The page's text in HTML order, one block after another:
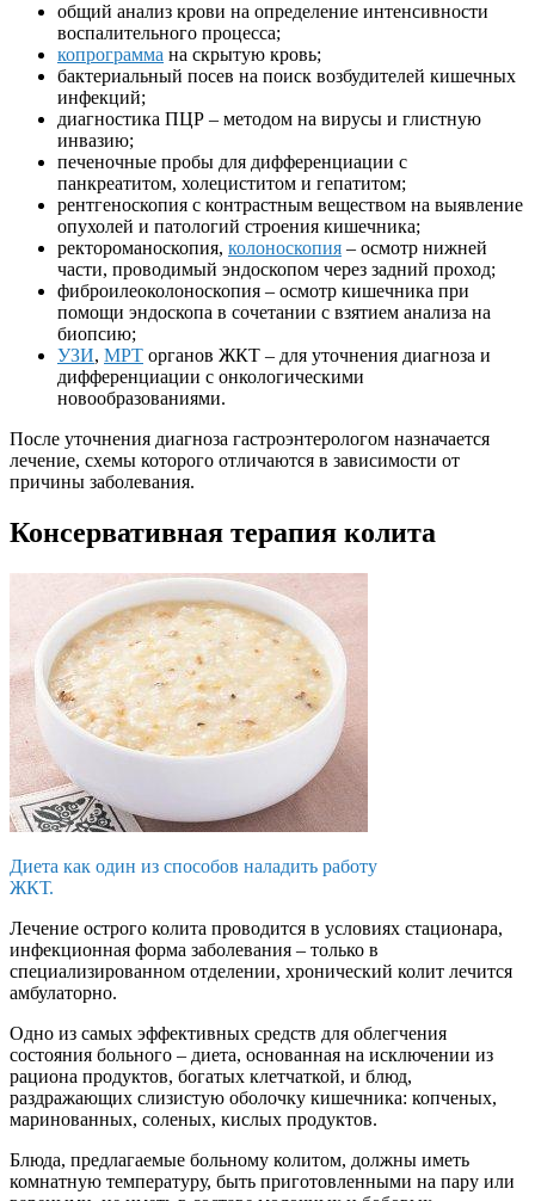
общий анализ крови на определение интенсивности
воспалительного процесса;
копрограмма на скрытую кровь;
бактериальный посев на поиск возбудителей кишечных
инфекций;
диагностика ПЦР – методом на вирусы и глистную
инвазию;
печеночные пробы для дифференциации с
панкреатитом, холециститом и гепатитом;
рентгеноскопия с контрастным веществом на выявление
опухолей и патологий строения кишечника;
ректороманоскопия, колоноскопия – осмотр нижней
части, проводимый эндоскопом через задний проход;
фиброилеоколоноскопия – осмотр кишечника при
помощи эндоскопа в сочетании с взятием анализа на
биопсию;
УЗИ, МРТ органов ЖКТ – для уточнения диагноза и
дифференциации с онкологическими
новообразованиями.
После уточнения диагноза гастроэнтерологом назначается
лечение, схемы которого отличаются в зависимости от
причины заболевания.
Консервативная терапия колита
Диета как один из способов наладить работу
ЖКТ.
Лечение острого колита проводится в условиях стационара,
инфекционная форма заболевания – только в
специализированном отделении, хронический колит лечится
амбулаторно.
Одно из самых эффективных средств для облегчения
состояния больного – диета, основанная на исключении из
рациона продуктов, богатых клетчаткой, и блюд,
раздражающих слизистую оболочку кишечника: копченых,
маринованных, соленых, кислых продуктов.
Блюда, предлагаемые больному колитом, должны иметь
комнатную температуру, быть приготовленными на пару или